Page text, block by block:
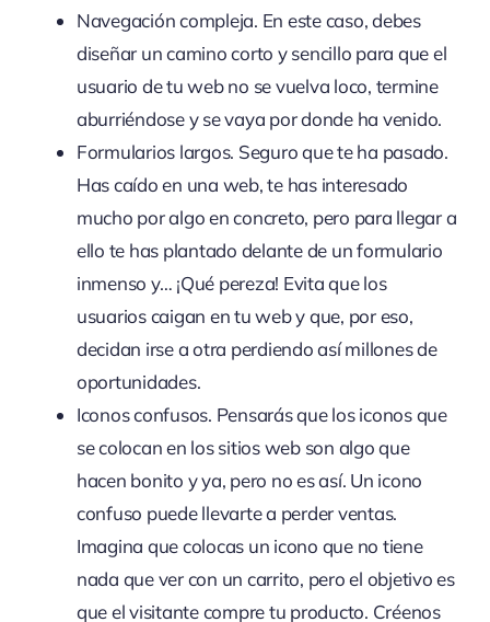
Navegación compleja. En este caso, debes
diseñar un camino corto y sencillo para que el
usuario de tu web no se vuelva loco, termine
aburriéndose y se vaya por donde ha venido.
Formularios largos. Seguro que te ha pasado.
Has caído en una web, te has interesado
mucho por algo en concreto, pero para llegar a
ello te has plantado delante de un formulario
inmenso y… ¡Qué pereza! Evita que los
usuarios caigan en tu web y que, por eso,
decidan irse a otra perdiendo así millones de
oportunidades.
Iconos confusos. Pensarás que los iconos que
se colocan en los sitios web son algo que
hacen bonito y ya, pero no es así. Un icono
confuso puede llevarte a perder ventas.
Imagina que colocas un icono que no tiene
nada que ver con un carrito, pero el objetivo es
que el visitante compre tu producto. Créenos